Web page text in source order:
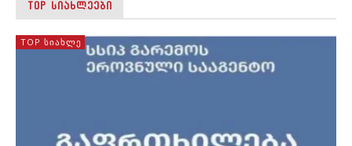
TOP ᲡᲘᲐᲮᲚᲔᲔᲑᲘ
TOP ᲡᲘᲐᲮᲚᲔ